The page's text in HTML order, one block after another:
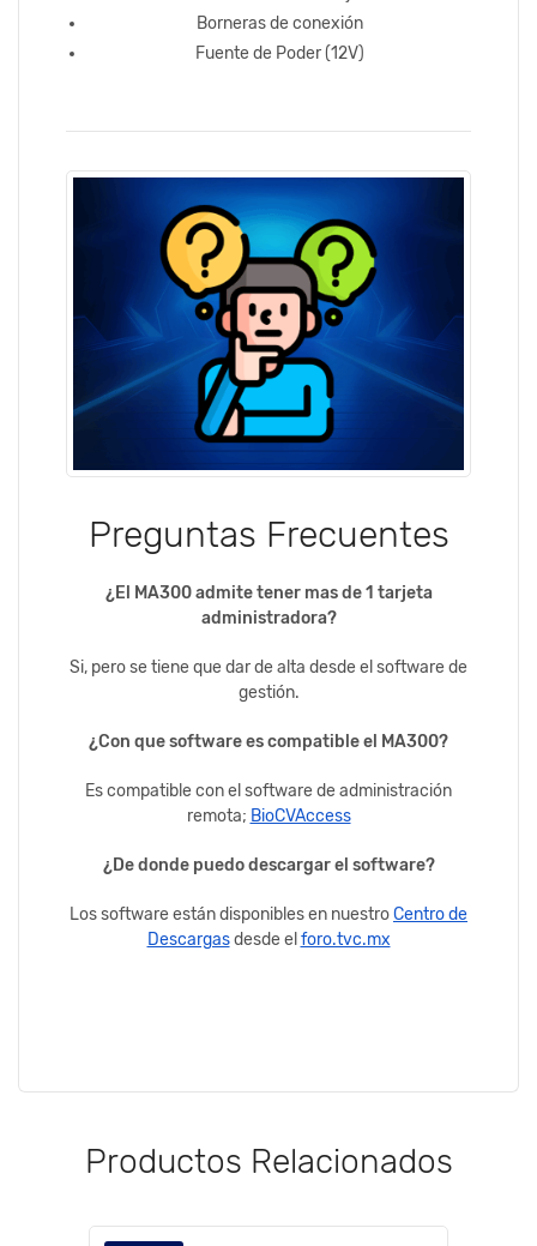
Borneras de conexión
Fuente de Poder (12V)
Preguntas Frecuentes
¿El MA300 admite tener mas de 1 tarjeta
administradora?
Si, pero se tiene que dar de alta desde el software de
gestión.
¿Con que software es compatible el MA300?
Es compatible con el software de administración
remota; BioCVAccess
¿De donde puedo descargar el software?
Los software están disponibles en nuestroCentro de
Descargasdesde el foro.tvc.mx
Productos Relacionados